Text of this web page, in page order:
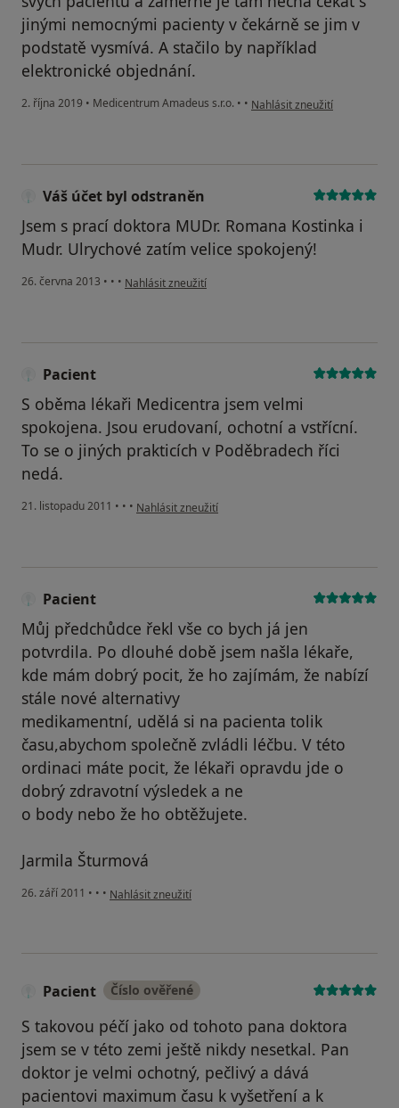
jinými nemocnými pacienty v čekárně se jim v
podstatě vysmívá. A stačilo by například
elektronické objednání.
2. října 2019 • Medicentrum Amadeus s.r.o. • • podle názoru uživatele Váš
Nahlásit zneužití
Váš účet byl odstraněn
Jsem s prací doktora MUDr. Romana Kostinka i
Mudr. Ulrychové zatím velice spokojený!
26. června 2013 • • • podle názoru uživatele Váš účet byl odstraněn
Nahlásit zneužití
Pacient
S oběma lékaři Medicentra jsem velmi
spokojena. Jsou erudovaní, ochotní a vstřícní.
To se o jiných prakticích v Poděbradech říci
nedá.
21. listopadu 2011 • • • podle názoru uživatele Pacient
Nahlásit zneužití
Pacient
Můj předchůdce řekl vše co bych já jen
potvrdila. Po dlouhé době jsem našla lékaře,
kde mám dobrý pocit, že ho zajímám, že nabízí
stále nové alternativy
medikamentní, udělá si na pacienta tolik
času,abychom společně zvládli léčbu. V této
ordinaci máte pocit, že lékaři opravdu jde o
dobrý zdravotní výsledek a ne
o body nebo že ho obtěžujete.
Jarmila Šturmová
26. září 2011 • • • podle názoru uživatele Pacient
Nahlásit zneužití
Pacient Číslo ověřené
S takovou péčí jako od tohoto pana doktora
jsem se v této zemi ještě nikdy nesetkal. Pan
doktor je velmi ochotný, pečlivý a dává
pacientovi maximum času k vyšetření a k